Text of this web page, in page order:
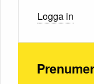
Logga in